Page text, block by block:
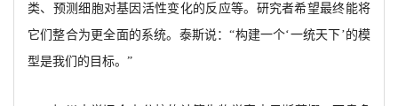
类、预测细胞对基因活性变化的反应等。研究者希望最终能将
它们整合为更全面的系统。泰斯说：“构建一个‘一统天下’的模
型是我们的目标。”